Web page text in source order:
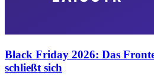
Black Friday 2026: Das
schließt sich